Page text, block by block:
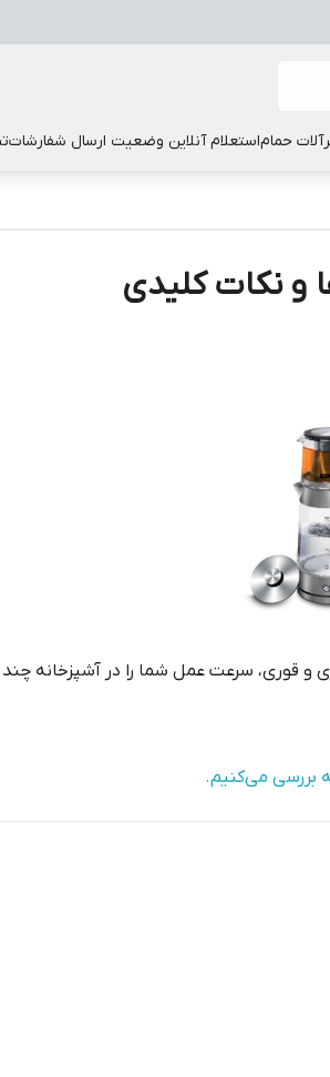
حماماستعلام آنلاین وضعیت ارسال شفارشات
و نکات کلیدی
و قوری، سرعت عمل شما را در آشپزخانه
بررسی می‌کنیم.